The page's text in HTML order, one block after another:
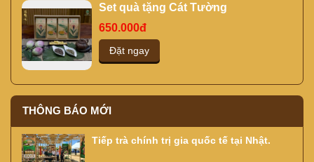
Set quà tặng Cát Tường
650.000đ
Đặt ngay
THÔNG BÁO MỚI
Tiếp trà chính trị gia quốc tế tại Nhật.